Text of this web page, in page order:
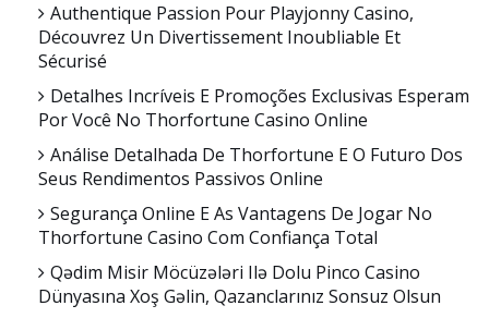
Authentique Passion Pour Playjonny Casino,
Découvrez Un Divertissement Inoubliable Et
Sécurisé
Detalhes Incríveis E Promoções Exclusivas Esperam
Por Você No Thorfortune Casino Online
Análise Detalhada De Thorfortune E O Futuro Dos
Seus Rendimentos Passivos Online
Segurança Online E As Vantagens De Jogar No
Thorfortune Casino Com Confiança Total
Qədim Misir Möcüzələri Ilə Dolu Pinco Casino
Dünyasına Xoş Gəlin, Qazanclarınız Sonsuz Olsun